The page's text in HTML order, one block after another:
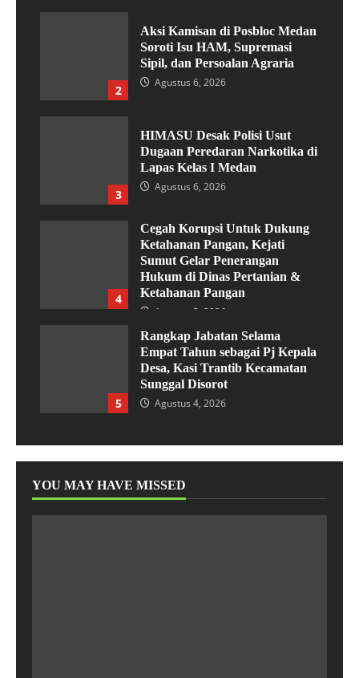
2
Aksi Kamisan di Posbloc Medan
Soroti Isu HAM, Supremasi
Sipil, dan Persoalan Agraria
Agustus 6, 2026
3
HIMASU Desak Polisi Usut
Dugaan Peredaran Narkotika di
Lapas Kelas I Medan
Agustus 6, 2026
4
Cegah Korupsi Untuk Dukung
Ketahanan Pangan, Kejati
Sumut Gelar Penerangan
Hukum di Dinas Pertanian &
Ketahanan Pangan
Agustus 5, 2026
5
Rangkap Jabatan Selama
Empat Tahun sebagai Pj Kepala
Desa, Kasi Trantib Kecamatan
Sunggal Disorot
Agustus 4, 2026
YOU MAY HAVE MISSED